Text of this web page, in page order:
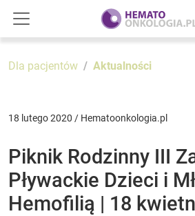
Dla pacjentów Aktualności
18 lutego 2020 / Hematoonkologia.pl
Piknik Rodzinny III
Pływackie Dzieci i
Hemofilią | 18